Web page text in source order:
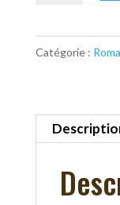
femme
réconciliée
Catégorie :